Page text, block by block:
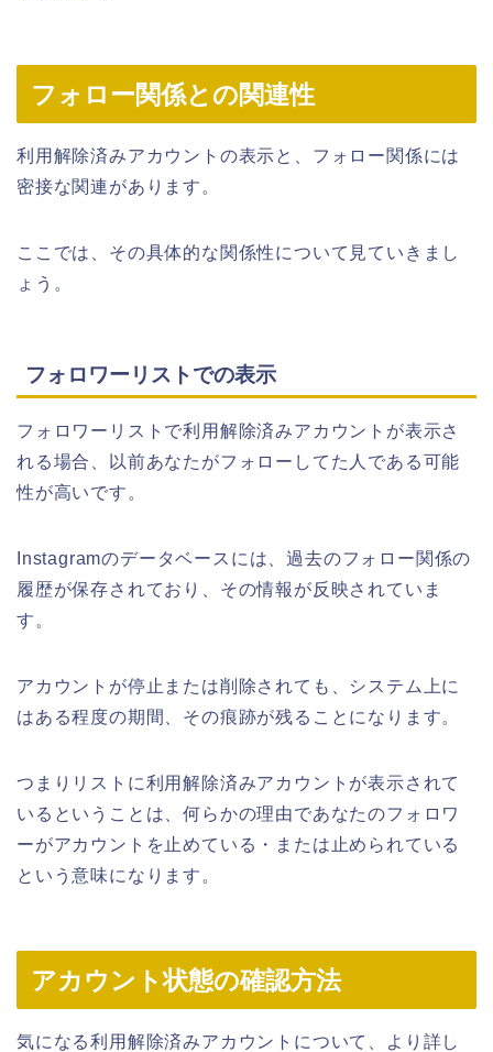
フォロー関係との関連性
利用解除済みアカウントの表示と、フォロー関係には
密接な関連があります。
ここでは、その具体的な関係性について見ていきまし
ょう。
フォロワーリストでの表示
フォロワーリストで利用解除済みアカウントが表示さ
れる場合、以前あなたがフォローしてた人である可能
性が高いです。
Instagramのデータベースには、過去のフォロー関係の
履歴が保存されており、その情報が反映されていま
す。
アカウントが停止または削除されても、システム上に
はある程度の期間、その痕跡が残ることになります。
つまりリストに利用解除済みアカウントが表示されて
いるということは、何らかの理由であなたのフォロワ
ーがアカウントを止めている・または止められている
という意味になります。
アカウント状態の確認方法
気になる利用解除済みアカウントについて、より詳し